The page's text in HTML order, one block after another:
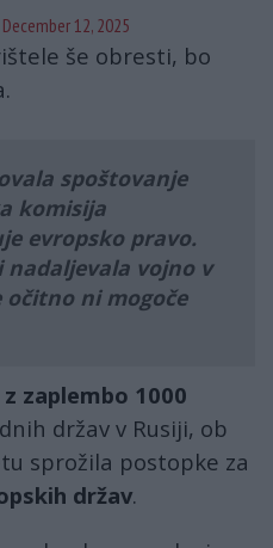
December 12, 2025
še obresti, bo
spoštovanje
komisija
evropsko pravo.
nadaljevala vojno v
ni mogoče
z zaplembo 1000
držav v Rusiji, ob
sprožila postopke za
držav.